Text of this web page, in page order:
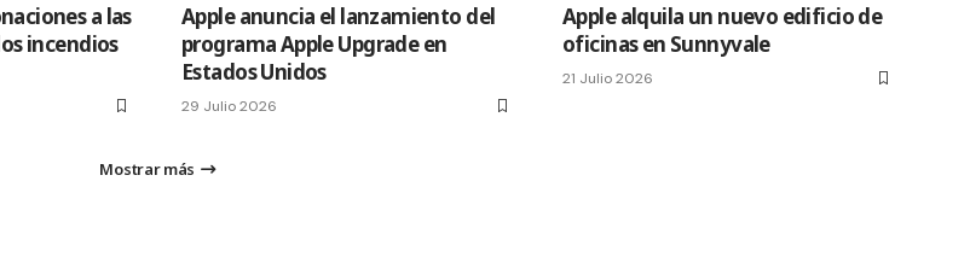
a las
incendios
Apple anuncia el lanzamiento del
programa Apple Upgrade en
Estados Unidos
29 Julio 2026
Apple alquila un nuevo edificio de
oficinas en Sunnyvale
21 Julio 2026
Mostrar más